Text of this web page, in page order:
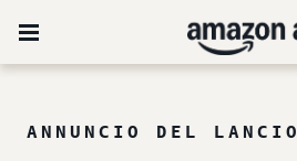
ANNUNCIO DEL LANCIO